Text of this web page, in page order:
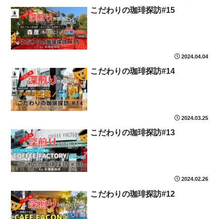
こだわりの珈琲探訪#15
2024.04.04
こだわりの珈琲探訪#14
2024.03.25
こだわりの珈琲探訪#13
2024.02.26
こだわりの珈琲探訪#12